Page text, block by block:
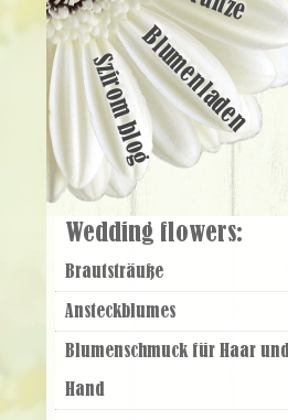
Blumenladen
Szirom blog
Wedding flowers:
Brautsträuße
Ansteckblumes
Blumenschmuck für Haar und
Hand